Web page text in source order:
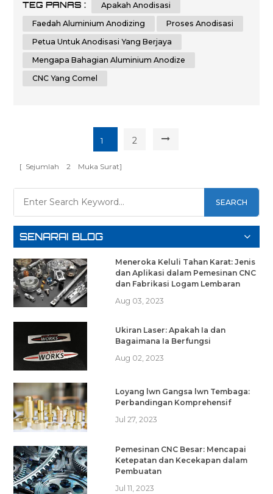
Whether you are a beginner or an experienced individual
in the world of metalworking, this guide aims to assist you
TEG PANAS :
Apakah Anodisasi
Faedah Aluminium Anodizing
Proses Anodisasi
Petua Untuk Anodisasi Yang Berjaya
Mengapa Bahagian Aluminium Anodize
CNC Yang Comel
1 2
[ Sejumlah 2 Muka Surat]
SEARCH
SENARAI BLOG
Meneroka Keluli Tahan Karat: Jenis
dan Aplikasi dalam Pemesinan CNC
dan Fabrikasi Logam Lembaran
Aug 03, 2023
Ukiran Laser: Apakah Ia dan
Bagaimana Ia Berfungsi
Aug 02, 2023
Loyang lwn Gangsa lwn Tembaga:
Perbandingan Komprehensif
Jul 27, 2023
Pemesinan CNC Besar: Mencapai
Ketepatan dan Kecekapan dalam
Pembuatan
Jul 11, 2023